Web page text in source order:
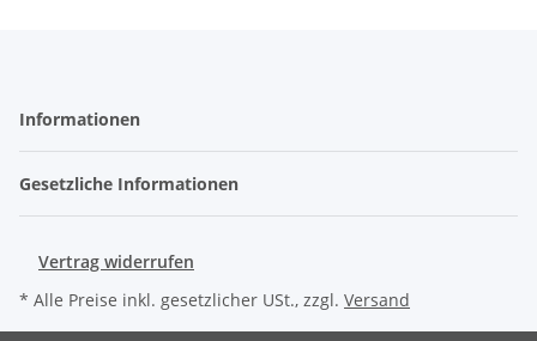
Informationen
Gesetzliche Informationen
Vertrag widerrufen
* Alle Preise inkl. gesetzlicher USt., zzgl. Versand